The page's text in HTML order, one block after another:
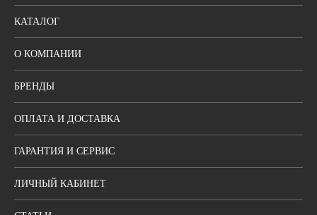
КАТАЛОГ
О КОМПАНИИ
БРЕНДЫ
ОПЛАТА И ДОСТАВКА
ГАРАНТИЯ И СЕРВИС
ЛИЧНЫЙ КАБИНЕТ